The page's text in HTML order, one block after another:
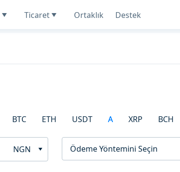
Ticaret Ortaklık Destek
BTC ETH USDT A XRP BCH
NGN Ödeme Yöntemini Seçin